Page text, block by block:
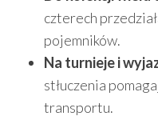
czterech
pojemników.
Na turnieje i
stłuczenia
transportu.